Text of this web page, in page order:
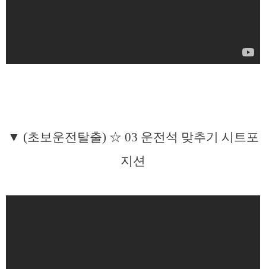
▼ (초보운전탈출) ☆ 03 운전석 맞추기 시트포
지션